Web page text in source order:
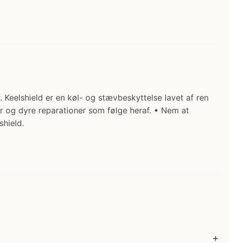
Keelshield er en køl- og stævbeskyttelse lavet af ren
dyre reparationer som følge heraf. • Nem at